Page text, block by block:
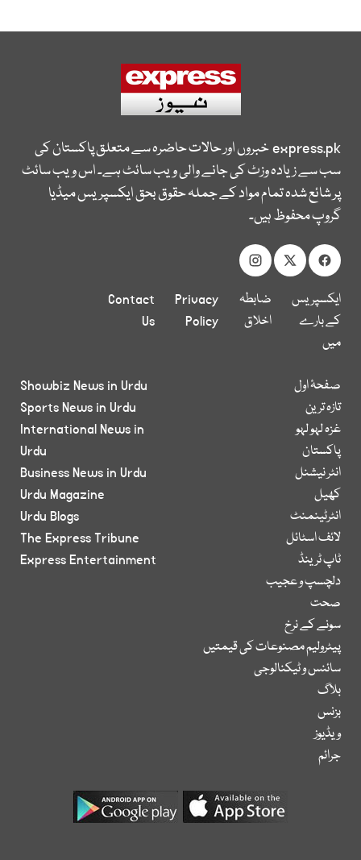
express.pkخبروں اور حالات حاضرہ سے متعلق پاکستان کی
سب سے زیادہ وزٹ کی جانے والی ویب سائٹ ہے۔ اس ویب سائٹ
پر شائع شدہ تمام مواد کے جملہ حقوق بحق ایکسپریس میڈیا
گروپ محفوظ ہیں۔
ایکسپریس
کے بارے
میں
ضابطہ
اخلاق
Privacy
Policy
Contact
Us
صفحۂ اول
تازہ ترین
غزہ لہو لہو
پاکستان
انٹر نیشنل
کھیل
انٹرٹینمنٹ
لائف اسٹائل
ٹاپ ٹرینڈ
دلچسپ و عجیب
صحت
سونے کے نرخ
پیٹرولیم مصنوعات کی قیمتیں
سائنس و ٹیکنالوجی
بلاگ
بزنس
ویڈیوز
جرائم
Showbiz News in Urdu
Sports News in Urdu
International News in
Urdu
Business News in Urdu
Urdu Magazine
Urdu Blogs
The Express Tribune
Express Entertainment